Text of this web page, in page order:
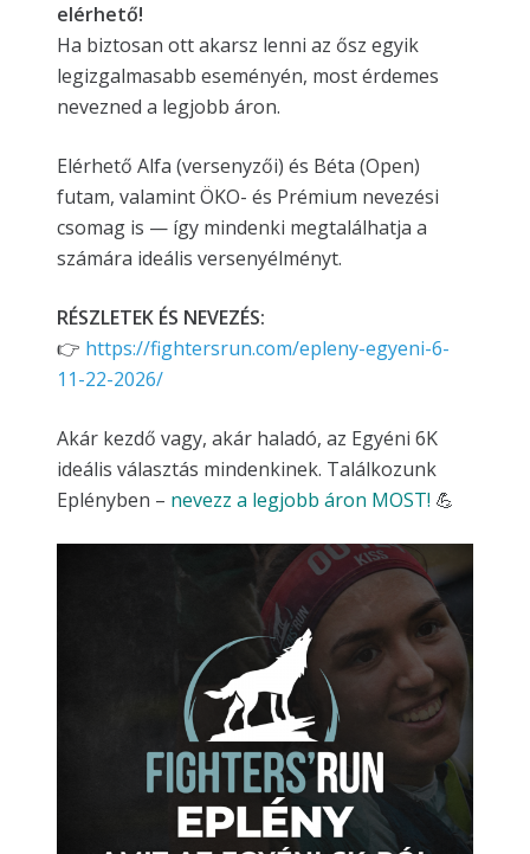
elérhető!
Ha biztosan ott akarsz lenni az ősz egyik
legizgalmasabb eseményén, most érdemes
nevezned a legjobb áron.
Elérhető Alfa (versenyzői) és Béta (Open)
futam, valamint ÖKO- és Prémium nevezési
csomag is — így mindenki megtalálhatja a
számára ideális versenyélményt.
RÉSZLETEK ÉS NEVEZÉS:
👉 https://fightersrun.com/epleny-egyeni-6-
11-22-2026/
Akár kezdő vagy, akár haladó, az Egyéni 6K
ideális választás mindenkinek. Találkozunk
Eplényben – nevezz a legjobb áron MOST! 💪